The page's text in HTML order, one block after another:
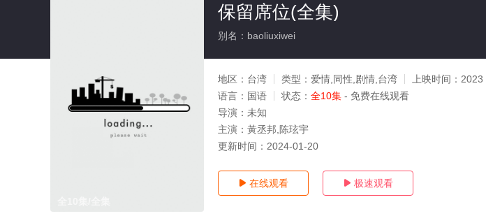
保留席位(全集)
别名：baoliuxiwei
地区： 台湾 类型： 爱情,同性,剧情,台湾 上映时间： 2023
语言： 国语 状态： 全10集 - 免费在线观看
导演： 未知
主演： 黃丞邦,陈玹宇
更新时间： 2024-01-20
 在线观看  极速观看